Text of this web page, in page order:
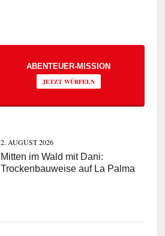
ABENTEUER-MISSION
JETZT WÜRFELN
2. AUGUST 2026
Mitten im Wald mit Dani:
Trockenbauweise auf La Palma